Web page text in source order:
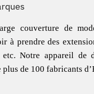
couverture de
à prendre des
etc. Notre appareil de
de 100 fabricants